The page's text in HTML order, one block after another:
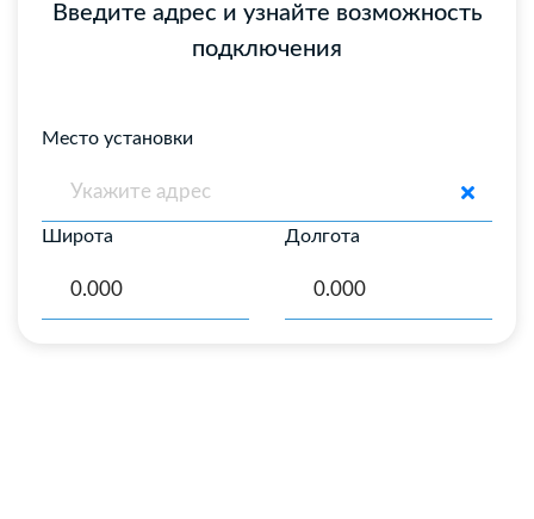
Введите адрес и узнайте возможность
подключения
Место установки
Широта Долгота